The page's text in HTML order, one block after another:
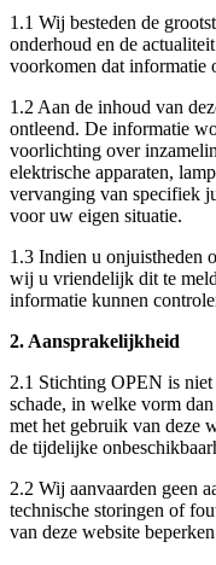
1.1 Wij besteden de
onderhoud en de
voorkomen dat informatie
1.2 Aan de inhoud van
ontleend. De informatie
voorlichting over
elektrische apparaten,
vervanging van specifiek
voor uw eigen situatie.
1.3 Indien u onjuistheden
wij u vriendelijk dit te
informatie kunnen
2. Aansprakelijkheid
2.1 Stichting OPEN is
schade, in welke vorm
met het gebruik van deze
de tijdelijke
2.2 Wij aanvaarden geen
technische storingen of
van deze website